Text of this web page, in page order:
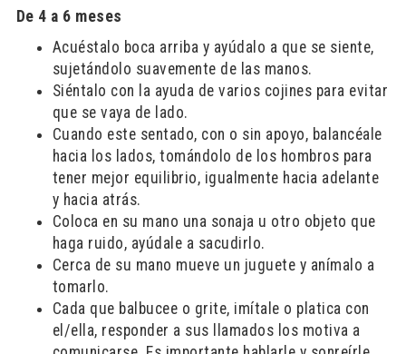
De 4 a 6 meses
Acuéstalo boca arriba y ayúdalo a que se siente,
sujetándolo suavemente de las manos.
Siéntalo con la ayuda de varios cojines para evitar
que se vaya de lado.
Cuando este sentado, con o sin apoyo, balancéale
hacia los lados, tomándolo de los hombros para
tener mejor equilibrio, igualmente hacia adelante
y hacia atrás.
Coloca en su mano una sonaja u otro objeto que
haga ruido, ayúdale a sacudirlo.
Cerca de su mano mueve un juguete y anímalo a
tomarlo.
Cada que balbucee o grite, imítale o platica con
el/ella, responder a sus llamados los motiva a